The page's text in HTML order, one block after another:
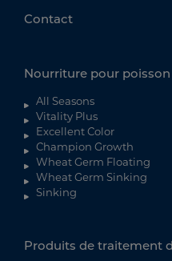
Contact
Nourriture pour poisson
All Seasons
Vitality Plus
Excellent Color
Champion Growth
Wheat Germ Floating
Wheat Germ Sinking
Sinking
Produits de traitement